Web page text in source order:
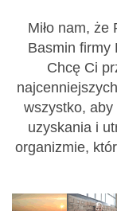
Miło nam,
Basmin firmy
Chcę Ci
wszystko,
uzyskania i
organizmie,